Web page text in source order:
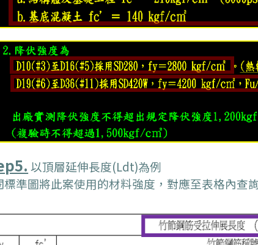
以頂層延伸長度(Ldt)為例
標準圖將此案使用的材料強度，對應至表格內查